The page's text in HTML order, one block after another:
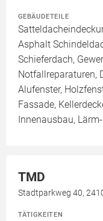
GEBÄUDETEILE
Asphalt
Schieferdach,
Notfallreparaturen,
Alufenster,
Fassade,
Innenausbau,
TMD
Stadtparkweg 40,
TÄTIGKEITEN